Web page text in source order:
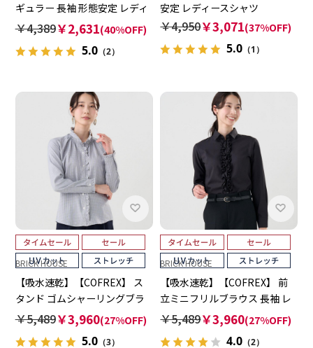
ギュラー 長袖 形態安定 レディ
ースシャツ
￥4,389￥2,631(40%OFF)
5.0（2）
安定 レディースシャツ
￥4,950￥3,071(37%OFF)
5.0 （1）
BRICK HOUSE
【吸水速乾】【COFREX】 ス
タンド ゴムシャーリングブラ
ウス 長袖 レディースデザイン
シャツ
￥5,489￥3,960(27%OFF)
5.0（3）
BRICK HOUSE
【吸水速乾】【COFREX】 前
立ミニフリルブラウス 長袖 レ
ディースデザインシャツ
￥5,489￥3,960(27%OFF)
4.0 （2）